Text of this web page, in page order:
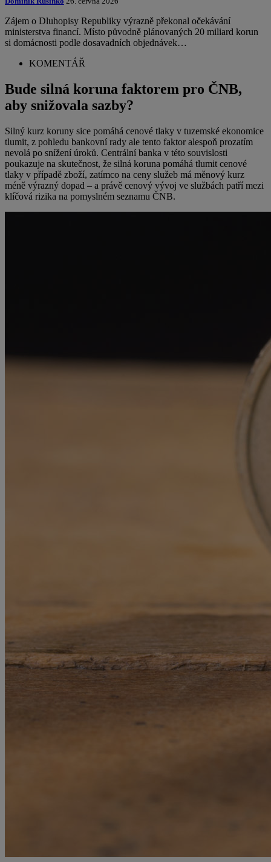
Zájem o Dluhopisy Republiky výrazně překonal očekávání
ministerstva financí. Místo původně plánovaných 20 miliard korun
si domácnosti podle dosavadních objednávek…
KOMENTÁŘ
Bude silná koruna faktorem pro ČNB,
aby snižovala sazby?
Silný kurz koruny sice pomáhá cenové tlaky v tuzemské ekonomice
tlumit, z pohledu bankovní rady ale tento faktor alespoň prozatím
nevolá po snížení úroků. Centrální banka v této souvislosti
poukazuje na skutečnost, že silná koruna pomáhá tlumit cenové
tlaky v případě zboží, zatímco na ceny služeb má měnový kurz
méně výrazný dopad – a právě cenový vývoj ve službách patří mezi
klíčová rizika na pomyslném seznamu ČNB.